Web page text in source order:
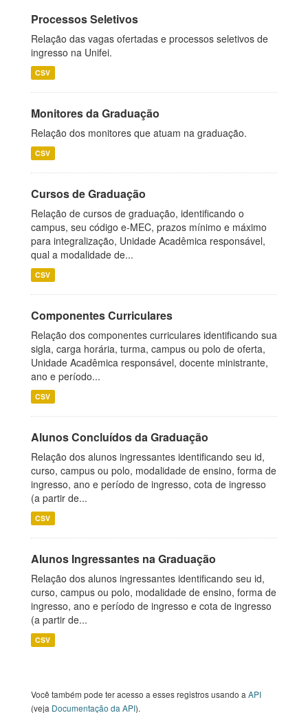
Processos Seletivos
Relação das vagas ofertadas e processos seletivos de
ingresso na Unifei.
CSV
Monitores da Graduação
Relação dos monitores que atuam na graduação.
CSV
Cursos de Graduação
Relação de cursos de graduação, identificando o
campus, seu código e-MEC, prazos mínimo e máximo
para integralização, Unidade Acadêmica responsável,
qual a modalidade de...
CSV
Componentes Curriculares
Relação dos componentes curriculares identificando sua
sigla, carga horária, turma, campus ou polo de oferta,
Unidade Acadêmica responsável, docente ministrante,
ano e período...
CSV
Alunos Concluídos da Graduação
Relação dos alunos ingressantes identificando seu id,
curso, campus ou polo, modalidade de ensino, forma de
ingresso, ano e período de ingresso, cota de ingresso
(a partir de...
CSV
Alunos Ingressantes na Graduação
Relação dos alunos ingressantes identificando seu id,
curso, campus ou polo, modalidade de ensino, forma de
ingresso, ano e período de ingresso e cota de ingresso
(a partir de...
CSV
Você também pode ter acesso a esses registros usando a API
(veja Documentação da API).